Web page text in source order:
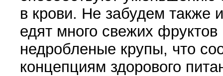
в крови. Не забу­дем также
едят много свежих
недробленые крупы, что
концепциям здорового